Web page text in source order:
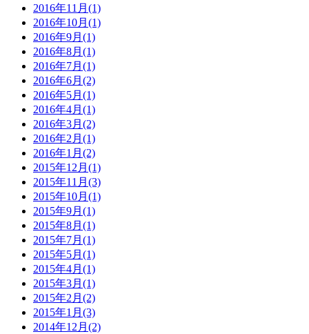
2016年11月(1)
2016年10月(1)
2016年9月(1)
2016年8月(1)
2016年7月(1)
2016年6月(2)
2016年5月(1)
2016年4月(1)
2016年3月(2)
2016年2月(1)
2016年1月(2)
2015年12月(1)
2015年11月(3)
2015年10月(1)
2015年9月(1)
2015年8月(1)
2015年7月(1)
2015年5月(1)
2015年4月(1)
2015年3月(1)
2015年2月(2)
2015年1月(3)
2014年12月(2)